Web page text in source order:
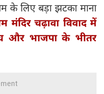
लिए बड़ा झटका माना
मंदिर चढ़ावा विवाद में
और भाजपा के भीतर